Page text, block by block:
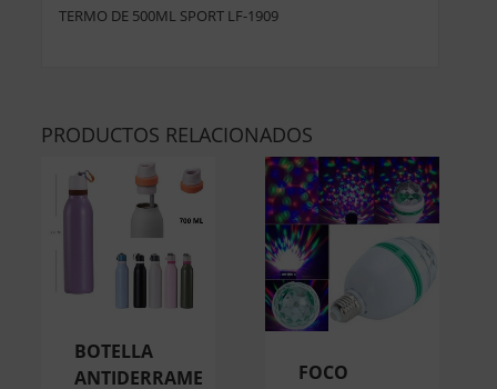
TERMO DE 500ML SPORT LF-1909
PRODUCTOS RELACIONADOS
BOTELLA
ANTIDERRAME
FOCO